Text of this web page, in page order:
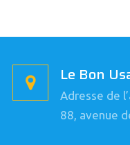
Le Bon
Adresse de
88, avenue